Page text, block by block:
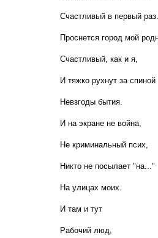
Счастливый в первый раз.
Проснется город мой
Счастливый, как и я,
И тяжко рухнут за спиной
Невзгоды бытия.
И на экране не война,
Не криминальный псих,
Никто не посылает "на..."
На улицах моих.
И там и тут
Рабочий люд,